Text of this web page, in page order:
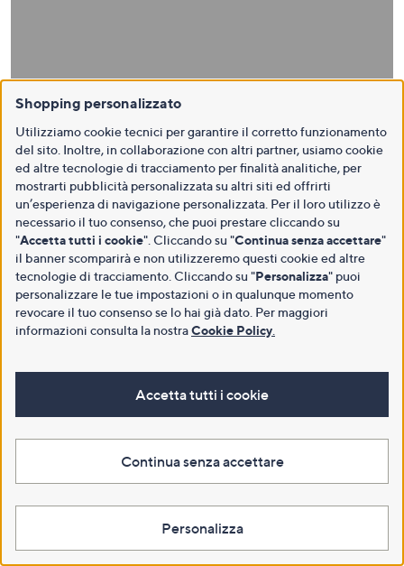
Shopping personalizzato
Utilizziamo cookie tecnici per garantire il corretto funzionamento
del sito. Inoltre, in collaborazione con altri partner, usiamo cookie
ed altre tecnologie di tracciamento per finalità analitiche, per
mostrarti pubblicità personalizzata su altri siti ed offrirti
un’esperienza di navigazione personalizzata. Per il loro utilizzo è
necessario il tuo consenso, che puoi prestare cliccando su
"Accetta tutti i cookie". Cliccando su "Continua senza accettare"
il banner scomparirà e non utilizzeremo questi cookie ed altre
tecnologie di tracciamento. Cliccando su "Personalizza" puoi
personalizzare le tue impostazioni o in qualunque momento
revocare il tuo consenso se lo hai già dato. Per maggiori
informazioni consulta la nostraCookie Policy
Accetta tutti i cookie
Continua senza accettare
Personalizza